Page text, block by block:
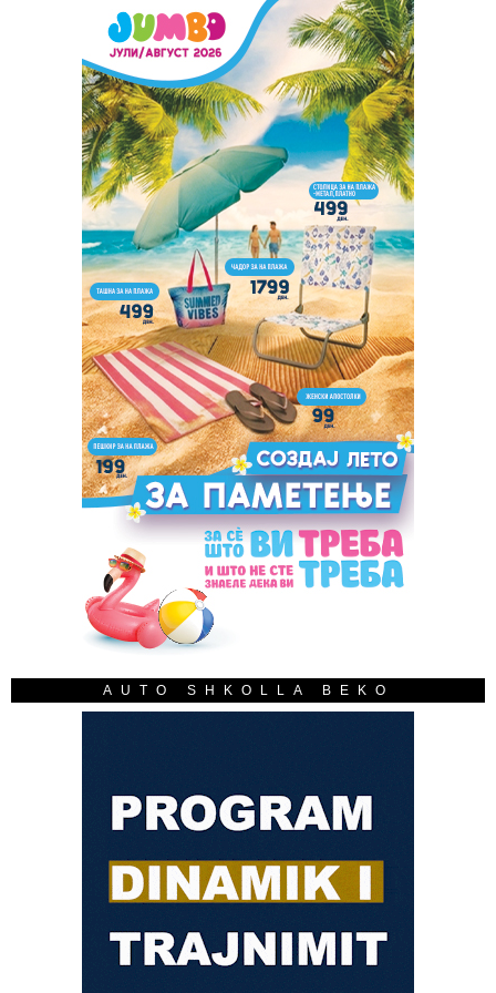
AUTO SHKOLLA BEKO